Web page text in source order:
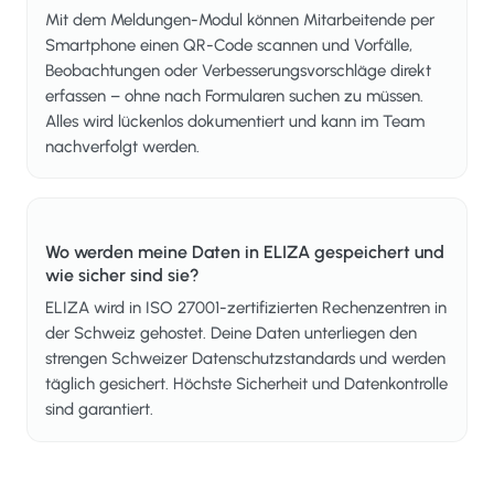
Mit dem Meldungen-Modul können Mitarbeitende per
Smartphone einen QR-Code scannen und Vorfälle,
Beobachtungen oder Verbesserungsvorschläge direkt
erfassen – ohne nach Formularen suchen zu müssen.
Alles wird lückenlos dokumentiert und kann im Team
nachverfolgt werden.
Wo werden meine Daten in ELIZA gespeichert und
wie sicher sind sie?
ELIZA wird in ISO 27001-zertifizierten Rechenzentren in
der Schweiz gehostet. Deine Daten unterliegen den
strengen Schweizer Datenschutzstandards und werden
täglich gesichert. Höchste Sicherheit und Datenkontrolle
sind garantiert.